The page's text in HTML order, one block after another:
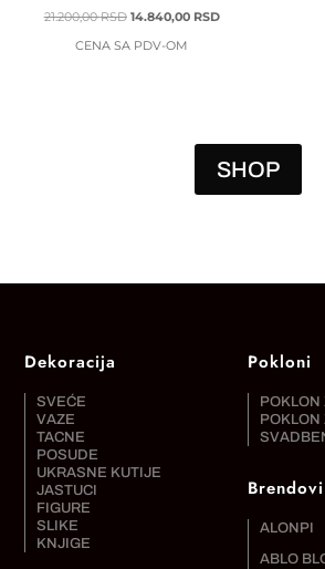
21.200,00RSD ORIGINALNA
CENA
14.840,00 RSDTRENUTNA
CENA SA PDV-OM
SHOP
Dekoracija
SVEĆE
VAZE
TACNE
POSUDE
UKRASNE KUTIJE
JASTUCI
FIGURE
SLIKE
KNJIGE
Pokloni
POKLON
Brendovi
ALONPI
ABLO